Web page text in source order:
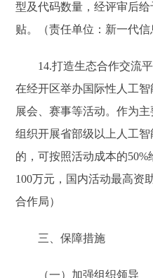
型及代码数量，经评审后
贴。（责任单位：新一代信
14.打造生态合作交流
在经开区举办国际性人工
展会、赛事等活动。作为
组织开展省部级以上人工
的，可按照活动成本的
100万元，国内活动最高资
合作局）
三、保障措施
（一）加强组织领导